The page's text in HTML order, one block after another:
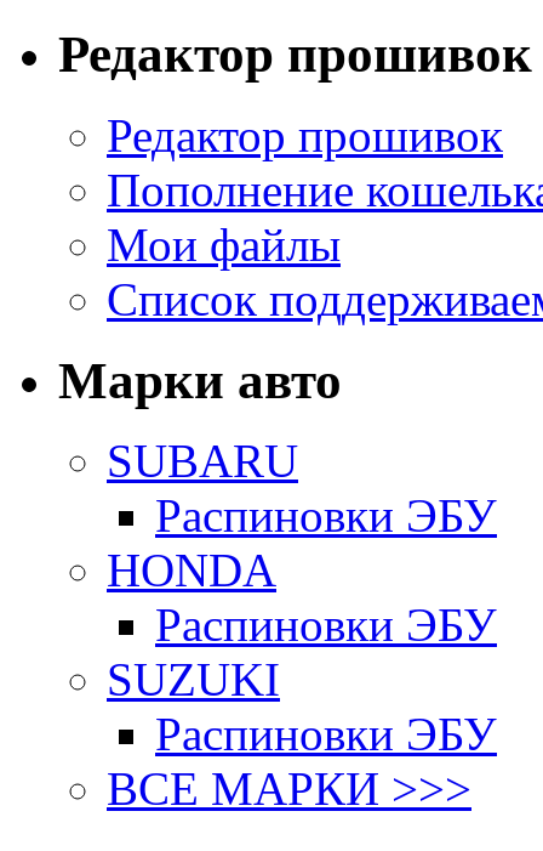
Редактор прошивок
Редактор прошивок
Пополнение
Мои файлы
Список
Марки авто
SUBARU
Распиновки ЭБУ
HONDA
Распиновки ЭБУ
SUZUKI
Распиновки ЭБУ
ВСЕ МАРКИ >>>